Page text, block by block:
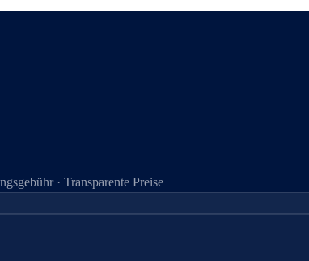
· Transparente Preise